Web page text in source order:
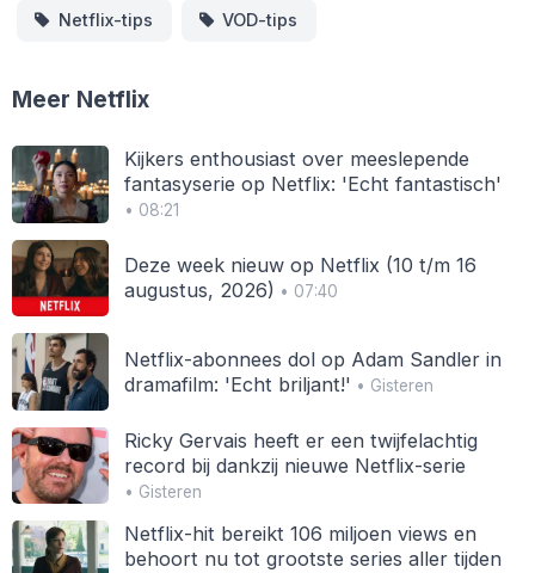
Netflix-tips VOD-tips
Meer Netflix
Kijkers enthousiast over meeslepende
fantasyserie op Netflix: 'Echt fantastisch'
• 08:21
Deze week nieuw op Netflix (10 t/m 16
augustus, 2026) • 07:40
Netflix-abonnees dol op Adam Sandler in
dramafilm: 'Echt briljant!' • Gisteren
Ricky Gervais heeft er een twijfelachtig
record bij dankzij nieuwe Netflix-serie
• Gisteren
Netflix-hit bereikt 106 miljoen views en
behoort nu tot grootste series aller tijden